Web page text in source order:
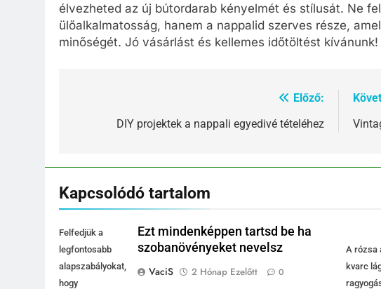
élvezheted az új bútordarab kényelmét és stílusát. Ne
ülőalkalmatosság, hanem a nappalid szerves része,
minőségét. Jó vásárlást és kellemes időtöltést kívánunk!
navigáció
Előző:
DIY projektek a nappali egyedivé tételéhez
Kapcsolódó tartalom
Felfedjük a
legfontosabb
alapszabályokat,
hogy
Ezt mindenképpen tartsd be ha
szobanövényeket nevelsz
VaciS
2 Hónap Ezelőtt 0
A rózsa
kvarc